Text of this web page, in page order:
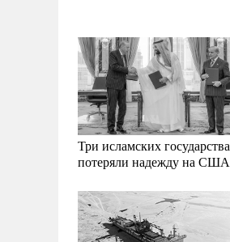
Три исламских государства
потеряли надежду на США